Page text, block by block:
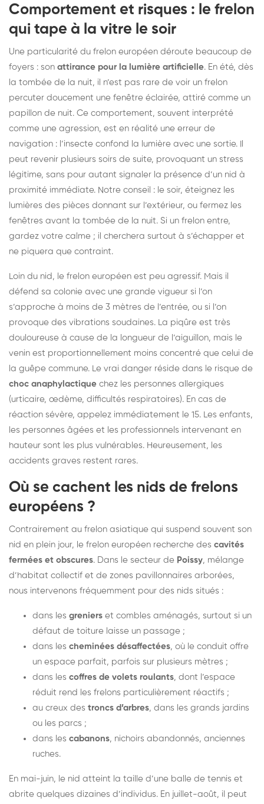
Comportement et risques : le frelon
qui tape à la vitre le soir
Une particularité du frelon européen déroute beaucoup de
foyers : son attirance pour la lumière artificielle. En été, dès
la tombée de la nuit, il n’est pas rare de voir un frelon
percuter doucement une fenêtre éclairée, attiré comme un
papillon de nuit. Ce comportement, souvent interprété
comme une agression, est en réalité une erreur de
navigation : l’insecte confond la lumière avec une sortie. Il
peut revenir plusieurs soirs de suite, provoquant un stress
légitime, sans pour autant signaler la présence d’un nid à
proximité immédiate. Notre conseil : le soir, éteignez les
lumières des pièces donnant sur l’extérieur, ou fermez les
fenêtres avant la tombée de la nuit. Si un frelon entre,
gardez votre calme ; il cherchera surtout à s’échapper et
ne piquera que contraint.
Loin du nid, le frelon européen est peu agressif. Mais il
défend sa colonie avec une grande vigueur si l’on
s’approche à moins de 3 mètres de l’entrée, ou si l’on
provoque des vibrations soudaines. La piqûre est très
douloureuse à cause de la longueur de l’aiguillon, mais le
venin est proportionnellement moins concentré que celui de
la guêpe commune. Le vrai danger réside dans le risque de
choc anaphylactique chez les personnes allergiques
(urticaire, œdème, difficultés respiratoires). En cas de
réaction sévère, appelez immédiatement le 15. Les enfants,
les personnes âgées et les professionnels intervenant en
hauteur sont les plus vulnérables. Heureusement, les
accidents graves restent rares.
Où se cachent les nids de frelons
européens ?
Contrairement au frelon asiatique qui suspend souvent son
nid en plein jour, le frelon européen recherche des cavités
fermées et obscures. Dans le secteur de Poissy, mélange
d’habitat collectif et de zones pavillonnaires arborées,
nous intervenons fréquemment pour des nids situés :
dans les greniers et combles aménagés, surtout si un
défaut de toiture laisse un passage ;
dans les cheminées désaffectées, où le conduit offre
un espace parfait, parfois sur plusieurs mètres ;
dans les coffres de volets roulants, dont l’espace
réduit rend les frelons particulièrement réactifs ;
au creux des troncs d’arbres, dans les grands jardins
ou les parcs ;
dans les cabanons, nichoirs abandonnés, anciennes
ruches.
En mai-juin, le nid atteint la taille d’une balle de tennis et
abrite quelques dizaines d’individus. En juillet-août, il peut